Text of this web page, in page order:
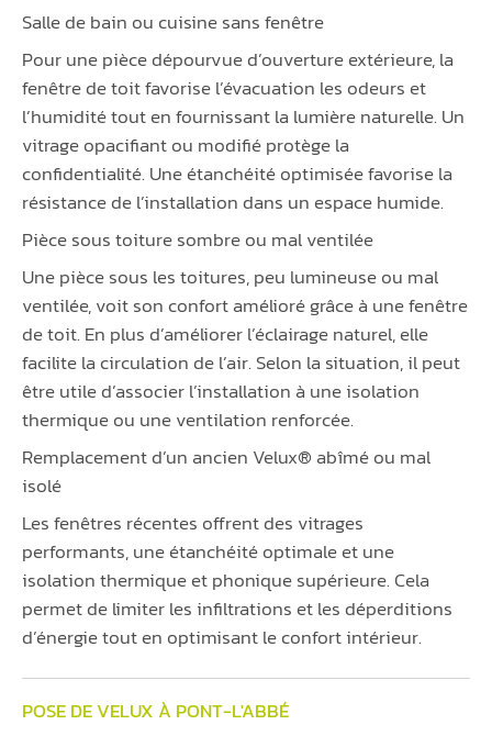
Salle de bain ou cuisine sans fenêtre
Pour une pièce dépourvue d’ouverture extérieure, la
fenêtre de toit favorise l’évacuation les odeurs et
l’humidité tout en fournissant la lumière naturelle. Un
vitrage opacifiant ou modifié protège la
confidentialité. Une étanchéité optimisée favorise la
résistance de l’installation dans un espace humide.
Pièce sous toiture sombre ou mal ventilée
Une pièce sous les toitures, peu lumineuse ou mal
ventilée, voit son confort amélioré grâce à une fenêtre
de toit. En plus d’améliorer l’éclairage naturel, elle
facilite la circulation de l’air. Selon la situation, il peut
être utile d’associer l’installation à une isolation
thermique ou une ventilation renforcée.
Remplacement d’un ancien Velux® abîmé ou mal
isolé
Les fenêtres récentes offrent des vitrages
performants, une étanchéité optimale et une
isolation thermique et phonique supérieure. Cela
permet de limiter les infiltrations et les déperditions
d’énergie tout en optimisant le confort intérieur.
POSE DE VELUX À PONT-L'ABBÉ